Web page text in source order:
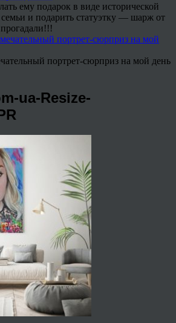
ему подарок в виде исторической
и подарить статуэтку — шарж от
портрет-сюрприз на мой день
ua-Resize-